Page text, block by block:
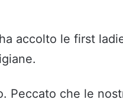
accolto le first
Peccato che le